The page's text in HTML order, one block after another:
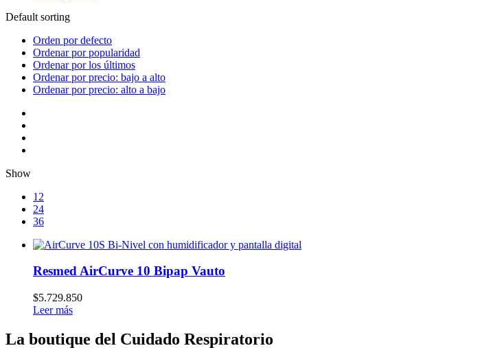
Default sorting
Orden por defecto
Ordenar por popularidad
Ordenar por los últimos
Ordenar por precio: bajo a alto
Ordenar por precio: alto a bajo
Show
12
24
36
Resmed AirCurve 10 Bipap Vauto
$5.729.850
Leer más
La boutique del Cuidado Respiratorio